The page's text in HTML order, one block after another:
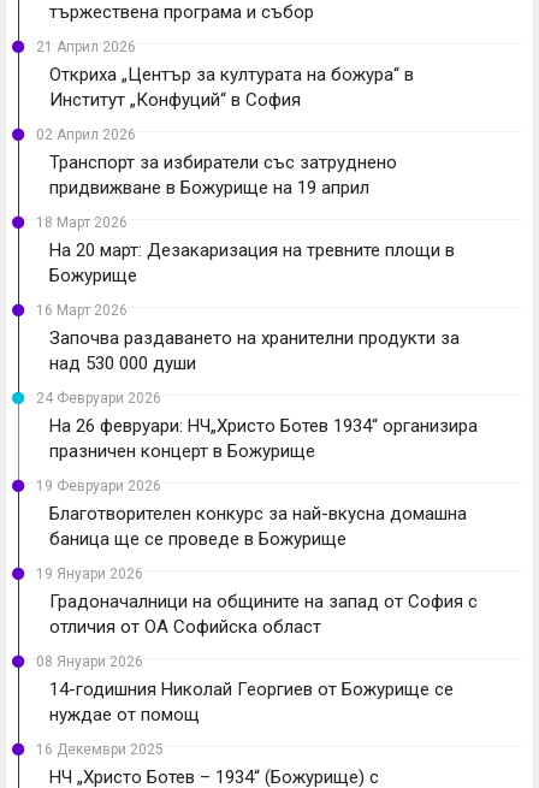
тържествена програма и събор
21 Април 2026
Откриха „Център за културата на божура“ в
Институт „Конфуций“ в София
02 Април 2026
Транспорт за избиратели със затруднено
придвижване в Божурище на 19 април
18 Март 2026
На 20 март: Дезакаризация на тревните площи в
Божурище
16 Март 2026
Започва раздаването на хранителни продукти за
над 530 000 души
24 Февруари 2026
На 26 февруари: НЧ„Христо Ботев 1934“ организира
празничен концерт в Божурище
19 Февруари 2026
Благотворителен конкурс за най-вкусна домашна
баница ще се проведе в Божурище
19 Януари 2026
Градоначалници на общините на запад от София с
отличия от ОА Софийска област
08 Януари 2026
14-годишния Николай Георгиев от Божурище се
нуждае от помощ
16 Декември 2025
НЧ „Христо Ботев – 1934“ (Божурище) с